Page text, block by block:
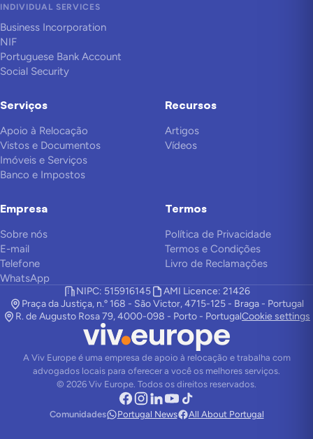
INDIVIDUAL SERVICES
Business Incorporation
NIF
Portuguese Bank Account
Social Security
Serviços
Apoio à Relocação
Vistos e Documentos
Imóveis e Serviços
Banco e Impostos
Recursos
Artigos
Vídeos
Empresa
Sobre nós
E-mail
Telefone
WhatsApp
Termos
Política de Privacidade
Termos e Condições
Livro de Reclamações
NIPC: 515916145
AMI Licence: 21426
Praça da Justiça, n.º 168 - São Victor, 4715-125 - Braga - Portugal
R. de Augusto Rosa 79, 4000-098 - Porto - PortugalCookie settings
A Viv Europe é uma empresa de apoio à relocação e trabalha com
advogados locais para oferecer a você os melhores serviços.
© 2026 Viv Europe. Todos os direitos reservados.
Comunidades Portugal News All About Portugal